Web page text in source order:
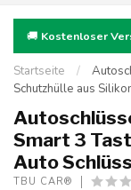
🚚 Kostenloser
Startseite /
Schutzhülle aus
Smart 3
Auto
TBU CAR®